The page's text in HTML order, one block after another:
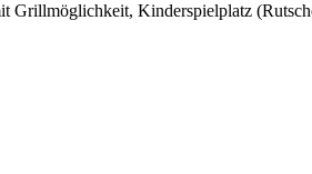
Kinderspielplatz